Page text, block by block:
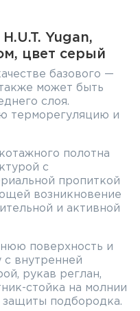
Yugan,
цвет серый
базового —
может быть
слоя.
терморегуляцию и
полотна
с
пропиткой
возникновение
и активной
поверхность и
с внутренней
рукав реглан,
стойка на молнии
защиты подбородка.